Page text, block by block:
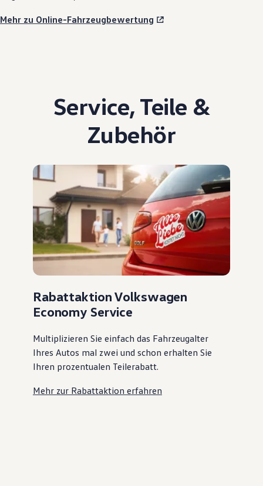
Mehr zu Online-Fahrzeugbewertung
Service, Teile &
Zubehör
Rabattaktion Volkswagen
Economy Service
Multiplizieren Sie einfach das Fahrzeugalter
Ihres Autos mal zwei und schon erhalten Sie
Ihren prozentualen Teilerabatt.
Mehr zur Rabattaktion erfahren